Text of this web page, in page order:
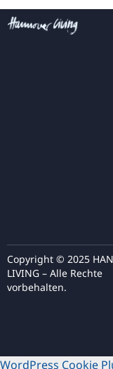
Copyright © 2025
LIVING – Alle Rechte
vorbehalten.
WordPress Cookie